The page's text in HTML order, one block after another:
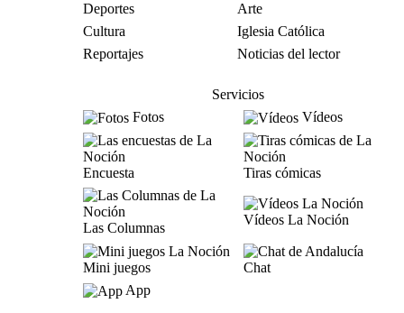
Deportes
Arte
Cultura
Iglesia Católica
Reportajes
Noticias del lector
Servicios
Fotos
Vídeos
Encuesta Tiras cómicas
Las Columnas
Vídeos La Noción
Mini juegos
Chat
App